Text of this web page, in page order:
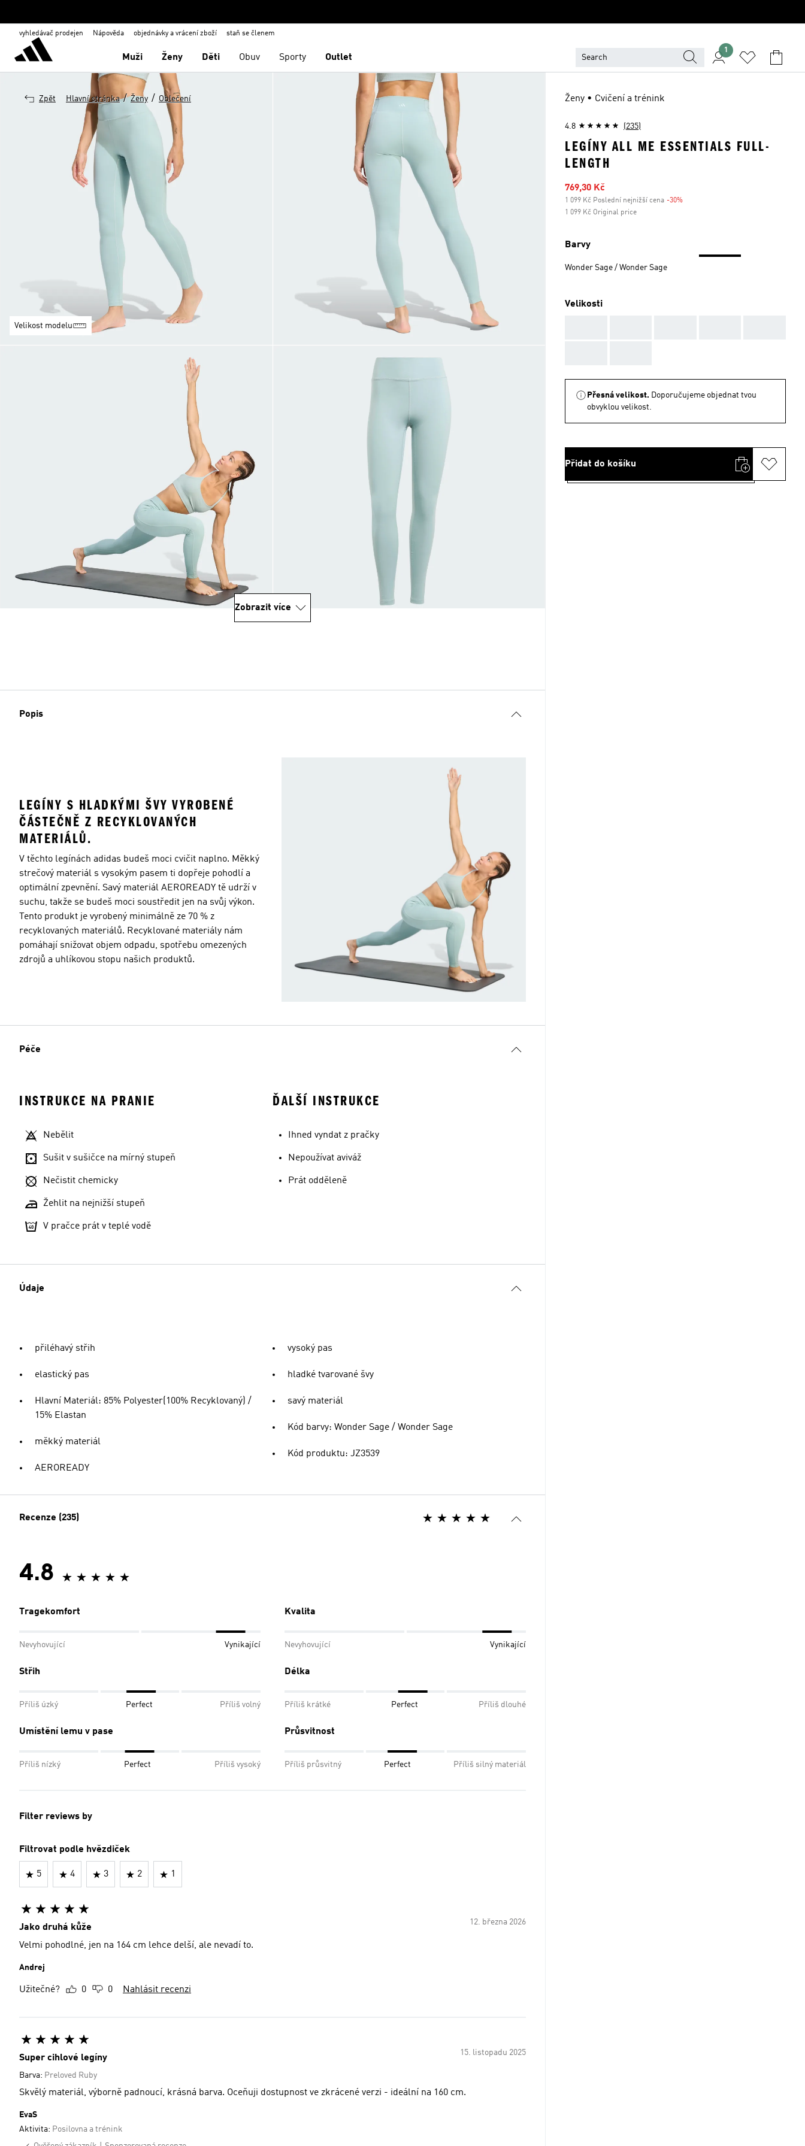
vyhledávač prodejen Nápověda objednávky a vrácení zboží staň se členem
Muži Ženy Děti Obuv Sporty Outlet
1
Zpět Hlavní stránka / Ženy / Oblečení
Velikost modelu
Zobrazit více
Popis
LEGÍNY S HLADKÝMI ŠVY VYROBENÉ
ČÁSTEČNĚ Z RECYKLOVANÝCH
MATERIÁLŮ.
V těchto legínách adidas budeš moci cvičit naplno. Měkký
strečový materiál s vysokým pasem ti dopřeje pohodlí a
optimální zpevnění. Savý materiál AEROREADY tě udrží v
suchu, takže se budeš moci soustředit jen na svůj výkon.
Tento produkt je vyrobený minimálně ze 70 % z
recyklovaných materiálů. Recyklované materiály nám
pomáhají snižovat objem odpadu, spotřebu omezených
zdrojů a uhlíkovou stopu našich produktů.
Péče
INSTRUKCE NA PRANIE
Nebělit
Sušit v sušičce na mírný stupeň
Nečistit chemicky
Žehlit na nejnižší stupeň
V pračce prát v teplé vodě
ĎALŠÍ INSTRUKCE
Ihned vyndat z pračky
Nepoužívat aviváž
Prát odděleně
Údaje
přiléhavý střih
elastický pas
Hlavní Materiál: 85% Polyester(100% Recyklovaný) /
15% Elastan
měkký materiál
AEROREADY
vysoký pas
hladké tvarované švy
savý materiál
Kód barvy: Wonder Sage / Wonder Sage
Kód produktu: JZ3539
Recenze (235)
4.8
Tragekomfort
Nevyhovující Vynikající
Kvalita
Nevyhovující Vynikající
Střih
Příliš úzký Perfect Příliš volný
Délka
Příliš krátké Perfect Příliš dlouhé
Umístění lemu v pase
Příliš nízký Perfect Příliš vysoký
Průsvitnost
Příliš průsvitný Perfect Příliš silný materiál
Filter reviews by
Filtrovat podle hvězdiček
5 4 3 2 1
12. března 2026
Jako druhá kůže
Velmi pohodlné, jen na 164 cm lehce delší, ale nevadí to.
Andrej
Užitečné? 0 0 Nahlásit recenzi
15. listopadu 2025
Super cihlové legíny
Barva: Preloved Ruby
Skvělý materiál, výborně padnoucí, krásná barva. Oceňuji dostupnost ve zkrácené verzi - ideální na 160 cm.
EvaS
Aktivita: Posilovna a trénink
Ženy • Cvičení a trénink
4.8 (235)
LEGÍNY ALL ME ESSENTIALS FULL-
LENGTH
Zlevněná cena
769,30 Kč
1 099 Kč Poslední nejnižší cena -30%
1 099 Kč Original price
Barvy
Wonder Sage / Wonder Sage
Velikosti
Přesná velikost. Doporučujeme objednat tvou
obvyklou velikost.
Přidat do košíku